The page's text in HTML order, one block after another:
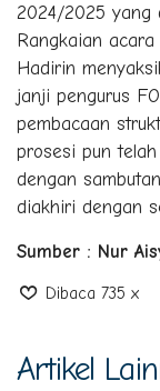
2024/2025 yang
Rangkaian
Hadirin
janji pengurus
pembacaan
prosesi pun
dengan
diakhiri dengan
Sumber : Nur
Dibaca 735 x
Artikel